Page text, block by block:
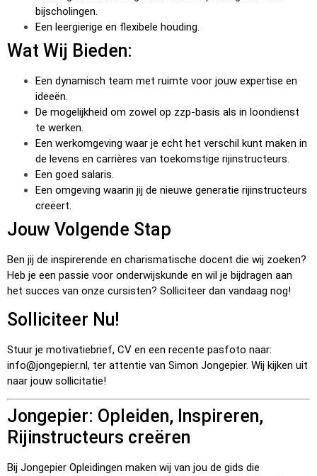
bijscholingen.
Een leergierige en flexibele houding.
Wat Wij Bieden:
Een dynamisch team met ruimte voor jouw expertise en
ideeën.
De mogelijkheid om zowel op zzp-basis als in loondienst
te werken.
Een werkomgeving waar je echt het verschil kunt maken in
de levens en carrières van toekomstige rijinstructeurs.
Een goed salaris.
Een omgeving waarin jij de nieuwe generatie rijinstructeurs
creëert.
Jouw Volgende Stap
Ben jij de inspirerende en charismatische docent die wij zoeken?
Heb je een passie voor onderwijskunde en wil je bijdragen aan
het succes van onze cursisten? Solliciteer dan vandaag nog!
Solliciteer Nu!
Stuur je motivatiebrief, CV en een recente pasfoto naar:
info@jongepier.nl, ter attentie van Simon Jongepier. Wij kijken uit
naar jouw sollicitatie!
Jongepier: Opleiden, Inspireren,
Rijinstructeurs creëren
Bij Jongepier Opleidingen maken wij van jou de gids die